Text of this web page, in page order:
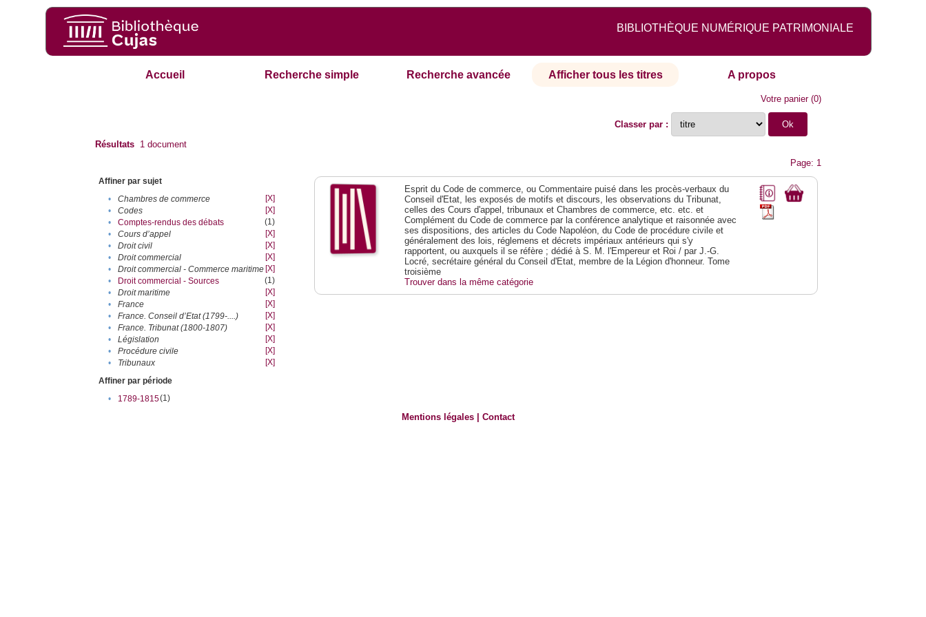
BIBLIOTHÈQUE NUMÉRIQUE PATRIMONIALE
Accueil Recherche simple Recherche avancée Afficher tous les titres A propos
Votre panier(0)
Classer par :
Résultats 1 document
Page: 1
Affiner par sujet
•
Chambres de commerce
[X]
•
Codes
[X]
•
Comptes-rendus des débats
(1)
•
Cours d’appel
[X]
•
Droit civil
[X]
•
Droit commercial
[X]
•
Droit commercial - Commerce maritime [X]
•
Droit commercial - Sources
(1)
•
Droit maritime
[X]
•
France
[X]
•
France. Conseil d’Etat (1799-....)
[X]
•
France. Tribunat (1800-1807)
[X]
•
Législation
[X]
•
Procédure civile
[X]
•
Tribunaux
[X]
Affiner par période
•
1789-1815(1)
Esprit du Code de commerce, ou Commentaire puisé dans les procès-verbaux du
Conseil d'Etat, les exposés de motifs et discours, les observations du Tribunat,
celles des Cours d'appel, tribunaux et Chambres de commerce, etc. etc. et
Complément du Code de commerce par la conférence analytique et raisonnée avec
ses dispositions, des articles du Code Napoléon, du Code de procédure civile et
généralement des lois, réglemens et décrets impériaux antérieurs qui s'y
rapportent, ou auxquels il se réfère ; dédié à S. M. l'Empereur et Roi / par J.-G.
Locré, secrétaire général du Conseil d'Etat, membre de la Légion d'honneur. Tome
troisième
Trouver dans la même catégorie
Mentions légales |Contact